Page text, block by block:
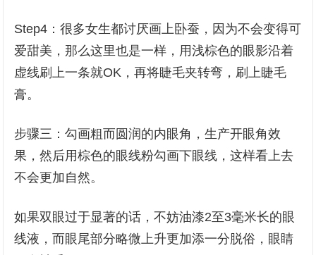
Step4：很多女生都讨厌画上卧蚕，因为不会变得可
爱甜美，那么这里也是一样，用浅棕色的眼影沿着
虚线刷上一条就OK，再将睫毛夹转弯，刷上睫毛
膏。
步骤三：勾画粗而圆润的内眼角，生产开眼角效
果，然后用棕色的眼线粉勾画下眼线，这样看上去
不会更加自然。
如果双眼过于显著的话，不妨油漆2至3毫米长的眼
线液，而眼尾部分略微上升更加添一分脱俗，眼睛